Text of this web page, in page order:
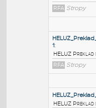
HELUZ
1:
HELUZ